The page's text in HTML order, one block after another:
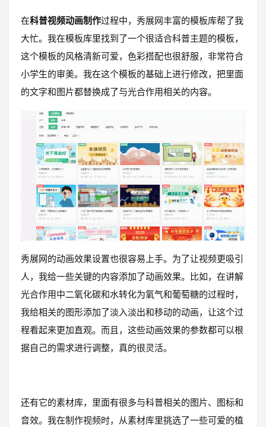
在科普视频动画制作过程中，秀展网丰富的模板库帮了我
大忙。我在模板库里找到了一个很适合科普主题的模板，
这个模板的风格清新可爱，色彩搭配也很舒服，非常符合
小学生的审美。我在这个模板的基础上进行修改，把里面
的文字和图片都替换成了与光合作用相关的内容。
秀展网的动画效果设置也很容易上手。为了让视频更吸引
人，我给一些关键的内容添加了动画效果。比如，在讲解
光合作用中二氧化碳和水转化为氧气和葡萄糖的过程时，
我给相关的图形添加了淡入淡出和移动的动画，让这个过
程看起来更加直观。而且，这些动画效果的参数都可以根
据自己的需求进行调整，真的很灵活。
还有它的素材库，里面有很多与科普相关的图片、图标和
音效。我在制作视频时，从素材库里挑选了一些可爱的植